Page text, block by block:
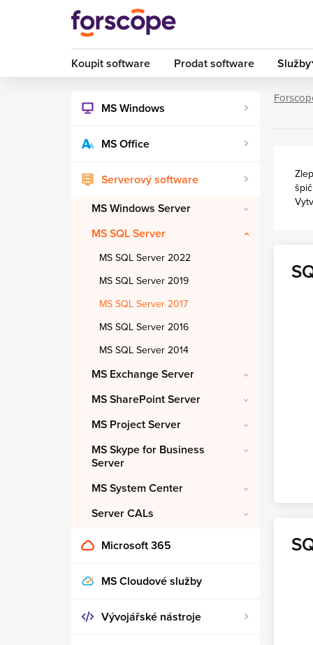
Koupit software Prodat software Služby
MS Windows
MS Office
Serverový software
MS Windows Server
MS SQL Server
MS SQL Server 2022
MS SQL Server 2019
MS SQL Server 2017
MS SQL Server 2016
MS SQL Server 2014
MS Exchange Server
MS SharePoint Server
MS Project Server
MS Skype for Business
Server
MS System Center
Server CALs
Microsoft 365
MS Cloudové služby
Vývojářské nástroje